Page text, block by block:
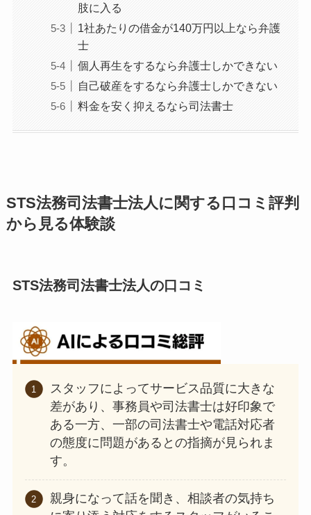
肢に入る
1社あたりの借金が140万円以上なら弁護
士
個人再生をするなら弁護士しかできない
自己破産をするなら弁護士しかできない
料金を安く抑えるなら司法書士
STS法務司法書士法人に関する口コミ評判
から見る体験談
STS法務司法書士法人の口コミ
スタッフによってサービス品質に大きな
差があり、事務員や司法書士は好印象で
ある一方、一部の司法書士や電話対応者
の態度に問題があるとの指摘が見られま
す。
親身になって話を聞き、相談者の気持ち